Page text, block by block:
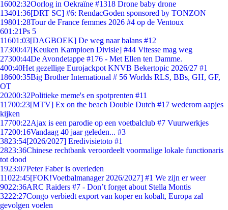
16002:32Oorlog in Oekraïne #1318 Drone baby drone
13401:36[DRT SC] #6: RendacGoden sponsored by TONZON
19801:28Tour de France femmes 2026 #4 op de Ventoux
601:21Ps 5
11601:03[DAGBOEK] De weg naar balans #12
17300:47[Keuken Kampioen Divisie] #44 Vitesse mag weg
27300:44De Avondetappe #176 - Met Ellen ten Damme.
400:40Het gezellige Eurojackpot KNVB Bekertopic 2026/27 #1
18600:35Big Brother International # 56 Worlds RLS, BBs, GH, GF,
OT
20200:32Politieke meme's en spotprenten #11
11700:23[MTV] Ex on the beach Double Dutch #17 wederom aapjes
kijken
17700:22Ajax is een parodie op een voetbalclub #7 Vuurwerkjes
17200:16Vandaag 40 jaar geleden... #3
3823:54[2026/2027] Eredivisietoto #1
2823:36Chinese rechtbank veroordeelt voormalige lokale functionaris
tot dood
1923:07Peter Faber is overleden
11022:45[FOK!Voetbalmanager 2026/2027] #1 We zijn er weer
9022:36ARC Raiders #7 - Don’t forget about Stella Montis
3222:27Congo verbiedt export van koper en kobalt, Europa zal
gevolgen voelen